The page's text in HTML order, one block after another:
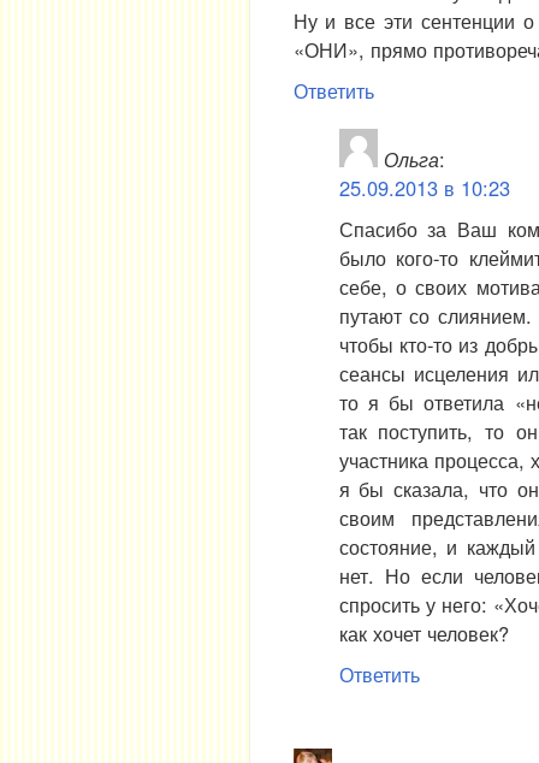
Ну и все эти сентенции
«ОНИ», прямо
Ответить
Ольга:
25.09.2013 в 10:23
Спасибо за Ваш
было кого-то
себе, о своих
путают со
чтобы кто-то из
сеансы исцеления
то я бы ответила
так поступить, то
участника процесса,
я бы сказала, что
своим
состояние, и
нет. Но если
спросить у него:
как хочет человек?
Ответить